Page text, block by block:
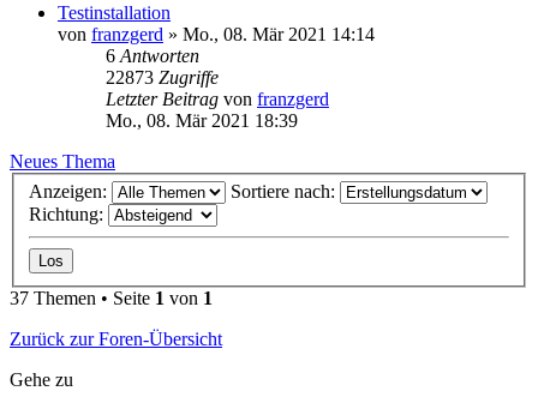
Testinstallation
von franzgerd » Mo., 08. Mär 2021 14:14
6 Antworten
22873 Zugriffe
Letzter Beitrag von franzgerd
Mo., 08. Mär 2021 18:39
Neues Thema
Anzeigen:
Sortiere nach:
Richtung:
37 Themen • Seite 1 von 1
Zurück zur Foren-Übersicht
Gehe zu